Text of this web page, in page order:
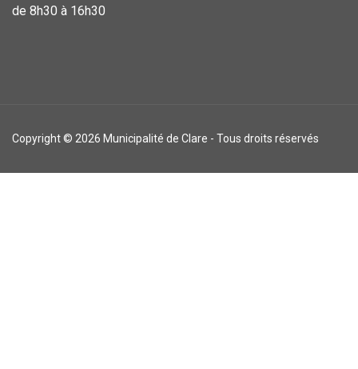
de 8h30 à 16h30
Copyright © 2026 Municipalité de Clare - Tous droits réservés